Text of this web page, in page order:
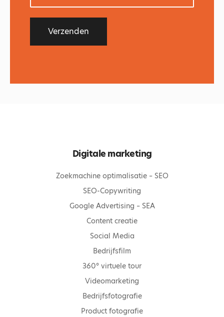
Digitale marketing
Zoekmachine optimalisatie – SEO
SEO-Copywriting
Google Advertising – SEA
Content creatie
Social Media
Bedrijfsfilm
360° virtuele tour
Videomarketing
Bedrijfsfotografie
Product fotografie